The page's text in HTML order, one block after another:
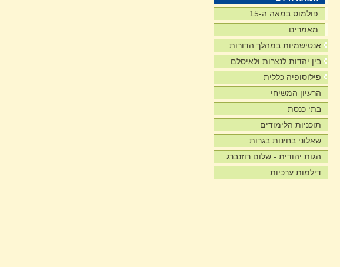
פולמוס במאה ה-15
מאמרים
אנטישמיות במהלך הדורות
בין יהדות לנצרות ולאיסלם
פילוסופיה כללית
הרעיון המשיחי
בתי כנסת
תוכניות הלימודים
שאלוני בחינות בגרות
הגות יהודית - שלום רוזנברג
דילמות ערכיות